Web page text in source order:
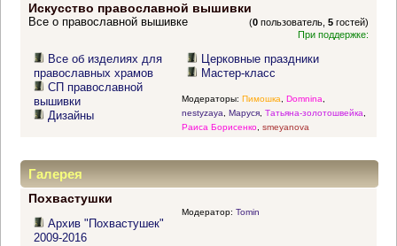
Искусство православной вышивки
(0 пользователь,5 гостей)
Все о православной вышивке
При поддержке:
Все об изделиях для
православных храмов
СП православной
вышивки
Дизайны
Церковные праздники
Мастер-класс
Модераторы: Пимошка Domnina
nestyzaya
Маруся, Татьяна-золотошвейка
Раиса Борисенко, smeyanova
Галерея
Похвастушки
Архив "Похвастушек"
2009-2016
Модератор: Tomin